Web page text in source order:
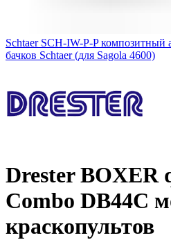
Schtaer SCH-IW-P-P композитный
бачков Schtaer (для Sagola 4600)
Drester BOXER
Combo DB44C
краскопультов